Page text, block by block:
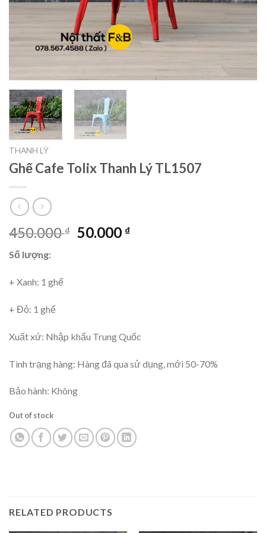
THANH LÝ
Ghế Cafe Tolix Thanh Lý TL1507
450.000₫ 50.000 ₫
Số lượng:
+ Xanh: 1 ghế
+ Đỏ: 1 ghế
Xuất xứ: Nhập khẩu Trung Quốc
Tình trạng hàng: Hàng đã qua sử dụng, mới 50-70%
Bảo hành: Không
Out of stock
RELATED PRODUCTS